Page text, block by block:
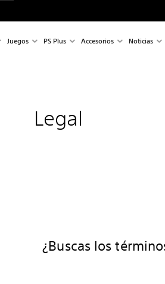
Juegos PS Plus Accesorios Noticias
Legal
¿Buscas los